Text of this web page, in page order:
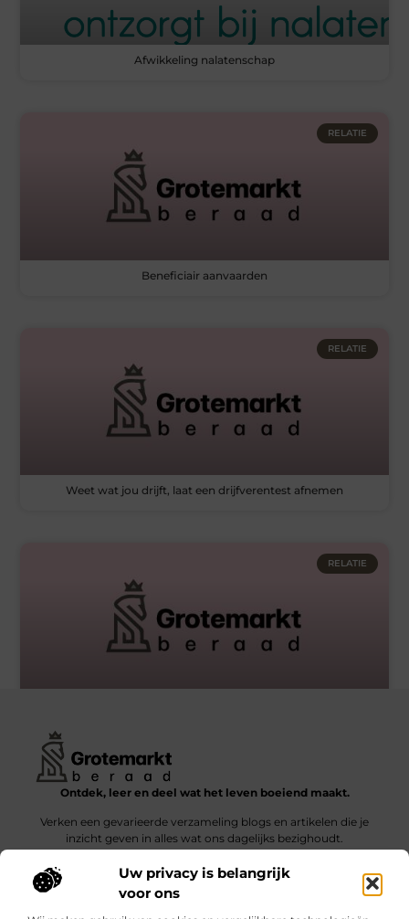
Uw privacy is belangrijk
voor ons
Afwikkeling nalatenschap
RELATIE
Beneficiair aanvaarden
RELATIE
Weet wat jou drijft, laat een drijfverentest afnemen
RELATIE
Ontdek, leer en deel wat het leven boeiend maakt.
Verken een gevarieerde verzameling blogs en artikelen die je
inzicht geven in alles wat ons dagelijks bezighoudt.
Bericht categorie